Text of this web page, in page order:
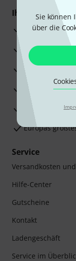
Sie können
über die
Ihre Vorteile
3 Jahre
30 Tage
Beratung
Europas
Service
Versandkosten
Hilfe-Center
Gutscheine
Kontakt
Ladengeschäft
Service im